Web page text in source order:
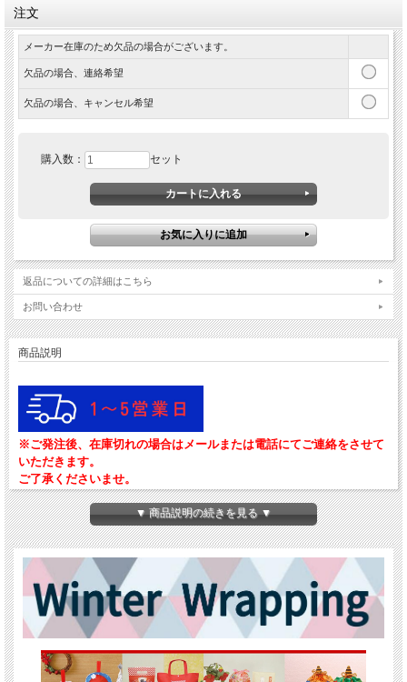
注文
メーカー在庫のため欠品の場合がございます。
欠品の場合、連絡希望
欠品の場合、キャンセル希望
購入数： セット
返品についての詳細はこちら
お問い合わせ
商品説明
※ご発注後、在庫切れの場合はメールまたは電話にてご連絡をさせて
いただきます。
ご了承くださいませ。
ラッピング 不織布 袋 ギフト ギフトラッピング ラッピング袋 プレゼント ギフト
▼ 商品説明の続きを見る ▼